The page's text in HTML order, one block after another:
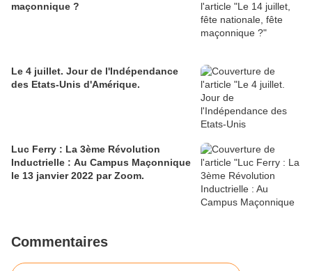
maçonnique ?
Le 4 juillet. Jour de l'Indépendance
des Etats-Unis d'Amérique.
Luc Ferry : La 3ème Révolution
Inductrielle : Au Campus Maçonnique
le 13 janvier 2022 par Zoom.
Commentaires